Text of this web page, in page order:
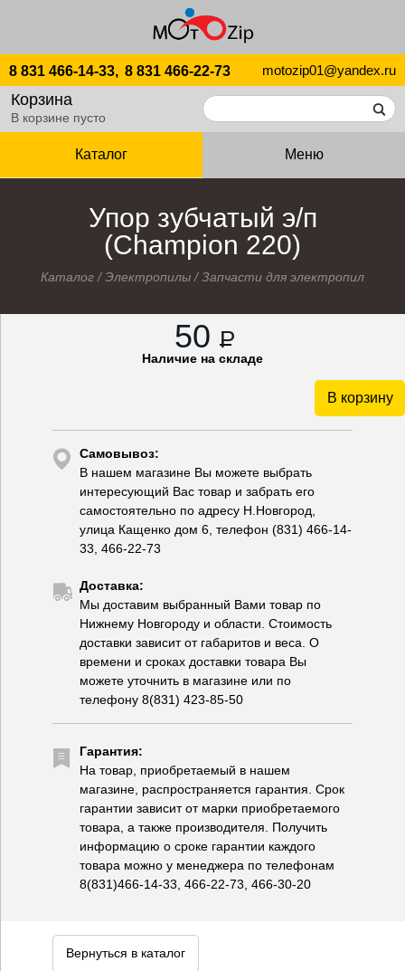
8 831 466-14-33, 8 831 466-22-73 motozip01@yandex.ru
Корзина
В корзине пусто
Каталог Меню
Упор зубчатый э/п
(Champion 220)
Каталог /Электропилы /Запчасти для электропил
50 P
Наличие на складе
В корзину
Самовывоз:
В нашем магазине Вы можете выбрать
интересующий Вас товар и забрать его
самостоятельно по адресу Н.Новгород,
улица Кащенко дом 6, телефон (831) 466-14-
33, 466-22-73
Доставка:
Мы доставим выбранный Вами товар по
Нижнему Новгороду и области. Стоимость
доставки зависит от габаритов и веса. О
времени и сроках доставки товара Вы
можете уточнить в магазине или по
телефону 8(831) 423-85-50
Гарантия:
На товар, приобретаемый в нашем
магазине, распространяется гарантия. Срок
гарантии зависит от марки приобретаемого
товара, а также производителя. Получить
информацию о сроке гарантии каждого
товара можно у менеджера по телефонам
8(831)466-14-33, 466-22-73, 466-30-20
Вернуться в каталог